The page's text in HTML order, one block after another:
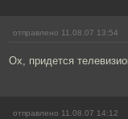
отправлено 11.08.07 13:54
Ох, придется
отправлено 11.08.07 14:12